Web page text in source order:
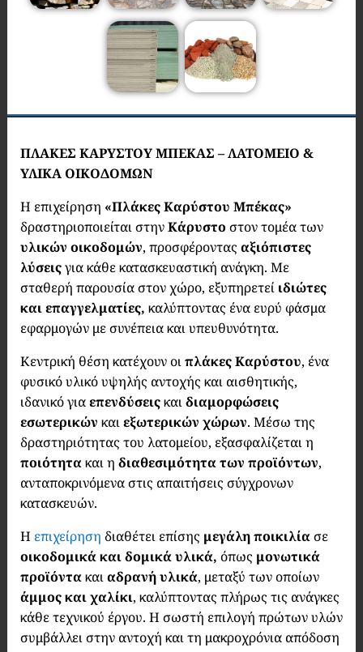
ΠΛΑΚΕΣ ΚΑΡΥΣΤΟΥ ΜΠΕΚΑΣ – ΛΑΤΟΜΕΙΟ &
ΥΛΙΚΑ ΟΙΚΟΔΟΜΩΝ
Η επιχείρηση «Πλάκες Καρύστου Μπέκας»
δραστηριοποιείται στηνΚάρυστο στον τομέα των
υλικών οικοδομών, προσφέροντας αξιόπιστες
λύσειςγια κάθε κατασκευαστική ανάγκη. Με
σταθερή παρουσία στον χώρο, εξυπηρετεί ιδιώτες
και επαγγελματίες, καλύπτοντας ένα ευρύ φάσμα
εφαρμογών με συνέπεια και υπευθυνότητα.
Κεντρική θέση κατέχουν οιπλάκες Καρύστου, ένα
φυσικό υλικό υψηλής αντοχής και αισθητικής,
ιδανικό γιαεπενδύσειςκαιδιαμορφώσεις
εσωτερικών καιεξωτερικών χώρων. Μέσω της
δραστηριότητας του λατομείου, εξασφαλίζεται η
ποιότητακαι η διαθεσιμότητα των προϊόντων,
ανταποκρινόμενα στις απαιτήσεις σύγχρονων
κατασκευών.
Η επιχείρηση διαθέτει επίσης μεγάλη ποικιλίασε
οικοδομικά και δομικά υλικά, όπως μονωτικά
προϊόντακαιαδρανή υλικά, μεταξύ των οποίων
άμμος και χαλίκι, καλύπτοντας πλήρως τις ανάγκες
κάθε τεχνικού έργου. Η σωστή επιλογή πρώτων υλών
συμβάλλει στην αντοχή και τη μακροχρόνια απόδοση